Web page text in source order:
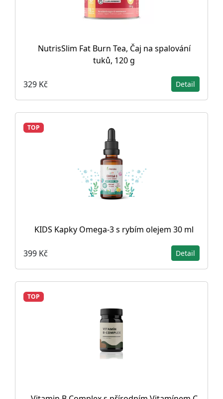
NutrisSlim Fat Burn Tea, Čaj na spalování
tuků, 120 g
329 Kč Detail
TOP
KIDS Kapky Omega-3 s rybím olejem 30 ml
399 Kč Detail
TOP